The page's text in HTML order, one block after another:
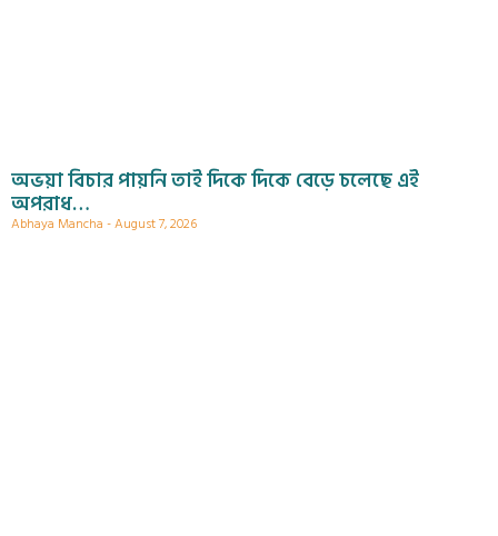
অভয়া বিচার পায়নি তাই দিকে দিকে বেড়ে চলেছে এই
অপরাধ…
Abhaya Mancha August 7, 2026